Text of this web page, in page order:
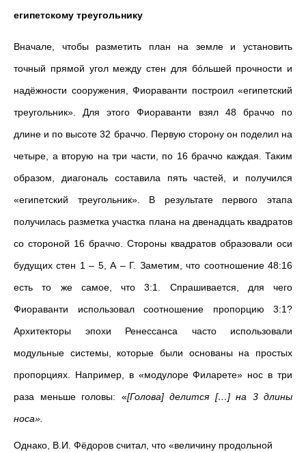
египетскому треугольнику
Вначале, чтобы разметить план на земле и установить
точный прямой угол между стен для бóльшей прочности и
надёжности сооружения, Фиораванти построил «египетский
треугольник». Для этого Фиораванти взял 48 браччо по
длине и по высоте 32 браччо. Первую сторону он поделил на
четыре, а вторую на три части, по 16 браччо каждая. Таким
образом, диагональ составила пять частей, и получился
«египетский треугольник». В результате первого этапа
получилась разметка участка плана на двенадцать квадратов
со стороной 16 браччо. Стороны квадратов образовали оси
будущих стен 1 – 5, А – Г. Заметим, что соотношение 48:16
есть то же самое, что 3:1. Спрашивается, для чего
Фиораванти использовал соотношение пропорцию 3:1?
Архитекторы эпохи Ренессанса часто использовали
модульные системы, которые были основаны на простых
пропорциях. Например, в «модулоре Филарете» нос в три
раза меньше головы: «[Голова] делится […] на 3 длины
носа».
Однако, В.И. Фёдоров считал, что «величину продольной